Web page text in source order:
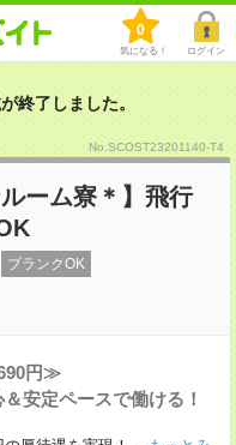
0
気になる！ ログイン
終了しました。
No.SCOST23201140-T4
ーム寮＊】飛行
ブランクOK
円≫
安定ペースで働ける！